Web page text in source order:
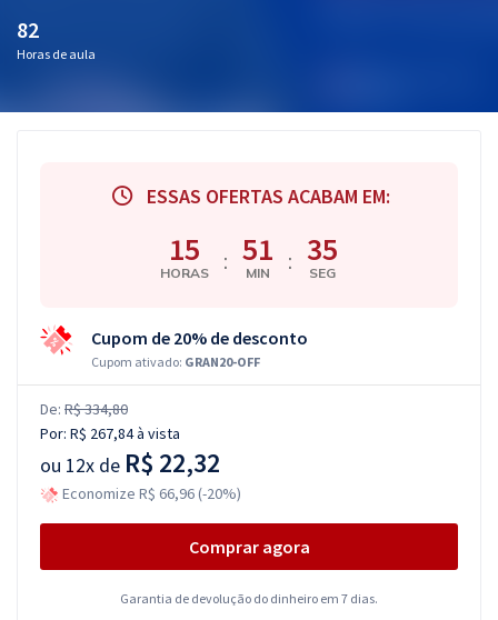
Questões grátis
82
Horas de aula
ESSAS OFERTAS ACABAM EM:
15
HORAS : 51
MIN : 34
SEG
Cupom de 20% de desconto
Cupom ativado: GRAN20-OFF
De: R$ 334,80
Por: R$ 267,84à vista
ou 12x de R$ 22,32
Economize R$ 66,96 (-20%)
Comprar agora
Garantia de devolução do dinheiro em 7 dias.